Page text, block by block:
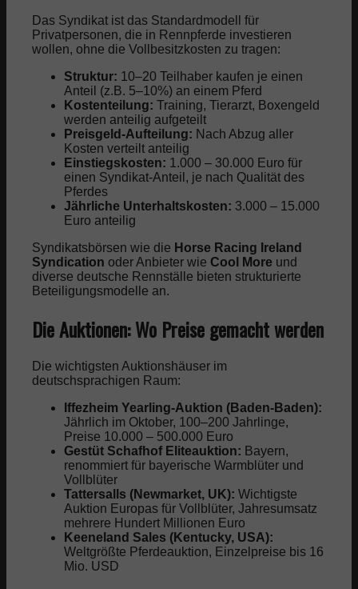
Das Syndikat ist das Standardmodell für
Privatpersonen, die in Rennpferde investieren
wollen, ohne die Vollbesitzkosten zu tragen:
Struktur: 10–20 Teilhaber kaufen je einen
Anteil (z.B. 5–10%) an einem Pferd
Kostenteilung: Training, Tierarzt, Boxengeld
werden anteilig aufgeteilt
Preisgeld-Aufteilung: Nach Abzug aller
Kosten verteilt anteilig
Einstiegskosten: 1.000 – 30.000 Euro für
einen Syndikat-Anteil, je nach Qualität des
Pferdes
Jährliche Unterhaltskosten: 3.000 – 15.000
Euro anteilig
Syndikatsbörsen wie die Horse Racing Ireland
Syndication oder Anbieter wieCool More und
diverse deutsche Rennställe bieten strukturierte
Beteiligungsmodelle an.
Die Auktionen: Wo Preise gemacht werden
Die wichtigsten Auktionshäuser im
deutschsprachigen Raum:
Iffezheim Yearling-Auktion (Baden-Baden):
Jährlich im Oktober, 100–200 Jahrlinge,
Preise 10.000 – 500.000 Euro
Gestüt Schafhof Eliteauktion: Bayern,
renommiert für bayerische Warmblüter und
Vollblüter
Tattersalls (Newmarket, UK): Wichtigste
Auktion Europas für Vollblüter, Jahresumsatz
mehrere Hundert Millionen Euro
Keeneland Sales (Kentucky, USA):
Weltgrößte Pferdeauktion, Einzelpreise bis 16
Mio. USD